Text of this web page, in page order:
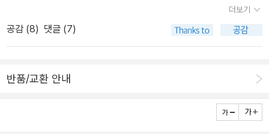
그리고...... 이미 지난주에 100권 읽기에 성공했는데, 사진만 찍어두
고 글을 올리지 못했습니다.이유는너무 열심히 놀러 다니고, 책만 읽
숙제하느라 고생좀 했답니다.ㅎㅎㅎ책 제목도 직접 쓰게 했는데 아직
그리고 다음에 이런 포스터를 만드실때는 번호 순서를 세로로 해주시
는게 좋을 것 같습니다. 아이가 처음에 번호는 보지 않고 그냥 써서 1,
자격 : 전국 어린이, 청소년, 학부모, 교사 등 어린이책에 관심있는 누
구나 응모 분야 : 어린이(초등학생까지): 글, 그림 등 자유롭게 응모
등 자유롭게 응모 교사: 대상도서를 활용한 독서지도안 또는 독후활
더보기
공감 (8) 댓글 (7)
반품/교환 안내